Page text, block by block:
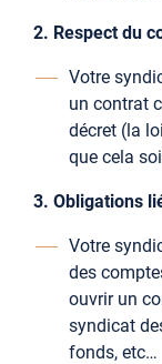
2. Respect du
Votre
un contrat
décret (la
que cela
3. Obligations
Votre
des
ouvrir un
syndicat
fonds, etc…